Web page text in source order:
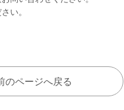
い。
のページへ戻る